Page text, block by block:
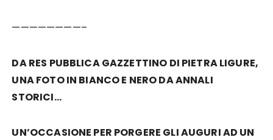
————————–
DA RES PUBBLICA GAZZETTINO DI PIETRA LIGURE,
UNA FOTO IN BIANCO E NERO DA ANNALI
STORICI…
UN’OCCASIONE PER PORGERE GLI AUGURI AD UN